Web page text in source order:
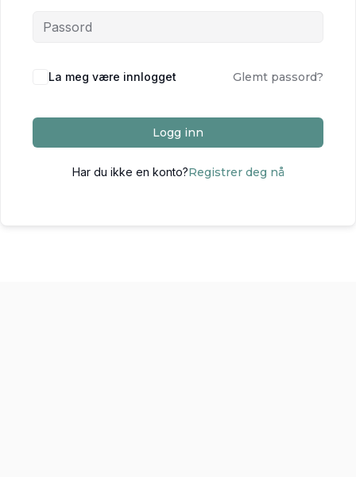
La meg være innlogget Glemt passord?
Logg inn
Har du ikke en konto?Registrer deg nå